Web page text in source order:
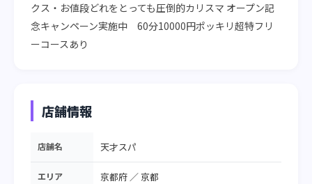
クス・お値段どれをとっても圧倒的カリスマ オープン記
念キャンペーン実施中　60分10000円ポッキリ超特フリ
ーコースあり
店舗情報
店舗名 天才スパ
エリア 京都府 ／ 京都